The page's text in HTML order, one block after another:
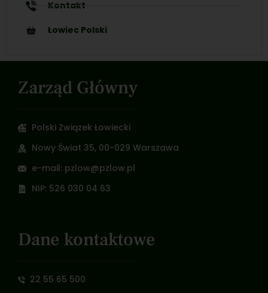
Kontakt
Łowiec Polski
Zarząd Główny
Polski Związek Łowiecki
Nowy Świat 35, 00-029 Warszawa
e-mail: pzlow@pzlow.pl
NIP: 526 030 04 63
Dane kontaktowe
22 55 65 500